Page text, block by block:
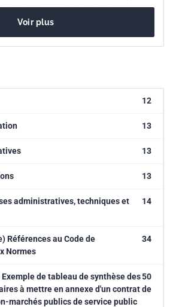
de projets à adapter dans leurs
existantes en intégrant les nouvelles
Voir plus
12
13
13
13
administratives, techniques et
14
Références au Code de
Normes
34
de tableau de synthèse des
à mettre en annexe d'un contrat de
marchés publics de service public
50